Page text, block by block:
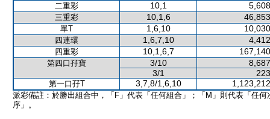
二重彩
10,1
三重彩 10,1,6
單T 1,6,10
四連環 1,6,7,10
四重彩 10,1,6,7
第四口孖寶 3/10
3/1
第一口孖T 3,7,8/1,6,10
派彩備註：於勝出組合中，「F」代表「任何組合」；「M」則代表「任何
序」。